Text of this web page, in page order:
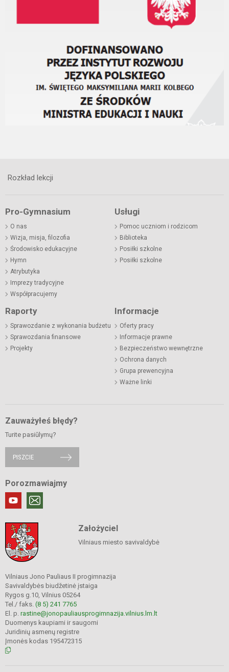
Rozkład lekcji
Pro-Gymnasium
O nas
Wizja, misja, filozofia
Środowisko edukacyjne
Hymn
Atrybutyka
Imprezy tradycyjne
Współpracujemy
Usługi
Pomoc uczniom i rodzicom
Biblioteka
Posiłki szkolne
Posiłki szkolne
Raporty
Sprawozdanie z wykonania budżetu
Sprawozdania finansowe
Projekty
Informacje
Oferty pracy
Informacje prawne
Bezpieczeństwo wewnętrzne
Ochrona danych
Grupa prewencyjna
Ważne linki
Zauważyłeś błędy?
Turite pasiūlymų?
PISZCIE
Porozmawiajmy
Założyciel
Vilniaus miesto savivaldybė
Vilniaus Jono Pauliaus II progimnazija
Savivaldybės biudžetinė įstaiga
Rygos g.10, Vilnius 05264
Tel./ faks. (8 5) 241 7765
El. p. rastine@jonopauliausprogimnazija.vilnius.lm.lt
Duomenys kaupiami ir saugomi
Juridinių asmenų registre
Įmonės kodas 195472315